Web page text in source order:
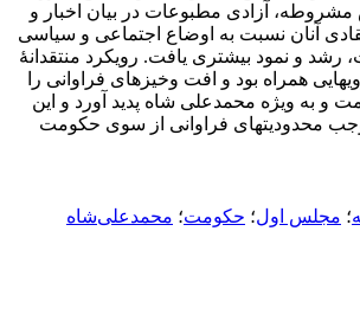
آزادی مطبوعات در بیان اخبار و
آنان نسبت به اوضاع اجتماعی و سیاسی
رشد و نمود بیشتری یافت. رویکرد منتقدانۀ
همراه بود و افت­ و­خیزهای فراوانی را
و به ویژه محمدعلی­ شاه پدید ­آورد و این
محدودیتهای فراوانی از سوی حکومت
؛ مجلس اول؛ حکومت؛ محمدعلی‌شاه